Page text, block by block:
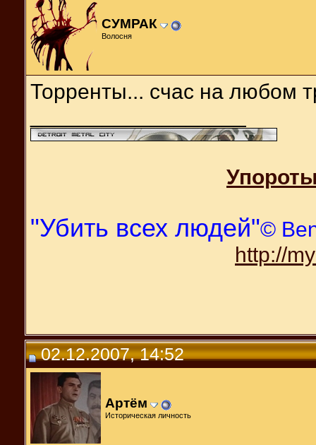
СУМРАК
Волосня
Торренты... счас на любом
"Убить всех людей"©
http://
02.12.2007, 14:52
Артём
Историческая личность